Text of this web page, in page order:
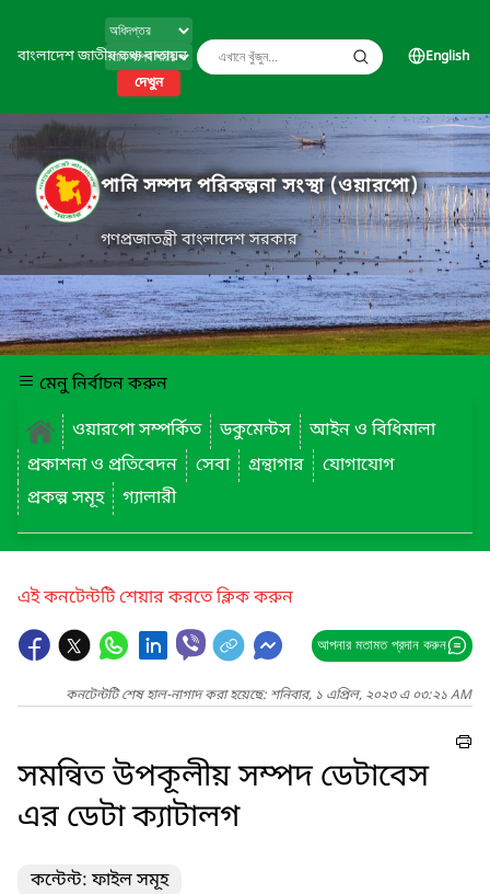
বাংলাদেশ জাতীয় তথ্য বাতায়ন
দেখুন
English
পানি সম্পদ পরিকল্পনা সংস্থা (ওয়ারপো)
গণপ্রজাতন্ত্রী বাংলাদেশ সরকার
মেনু নির্বাচন করুন
ওয়ারপো সম্পর্কিত
ডকুমেন্টস
আইন ও বিধিমালা
প্রকাশনা ও প্রতিবেদন
সেবা গ্রন্থাগার
যোগাযোগ
প্রকল্প সমূহ
গ্যালারী
এই কনটেন্টটি শেয়ার করতে ক্লিক করুন
আপনার মতামত প্রদান করুন
কনটেন্টটি শেষ হাল-নাগাদ করা হয়েছে: শনিবার, ১ এপ্রিল, ২০২৩ এ ০৩:২১ AM
সমন্বিত উপকূলীয় সম্পদ ডেটাবেস
এর ডেটা ক্যাটালগ
কন্টেন্ট: ফাইল সমূহ